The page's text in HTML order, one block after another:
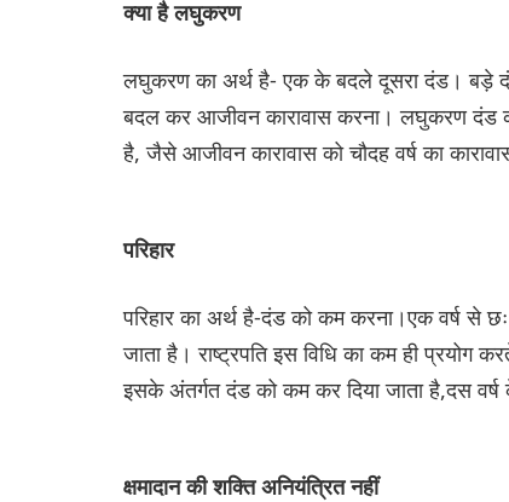
क्या है लघुकरण
लघुकरण का अर्थ है- एक के बदले दूसरा दंड। बड़े
बदल कर आजीवन कारावास करना। लघुकरण दंड
है, जैसे आजीवन कारावास को चौदह वर्ष का
परिहार
परिहार का अर्थ है-दंड को कम करना।एक वर्ष से
जाता है। राष्ट्रपति इस विधि का कम ही प्रयोग
इसके अंतर्गत दंड को कम कर दिया जाता है,दस वर्ष
क्षमादान की शक्ति अनियंत्रित नहीं